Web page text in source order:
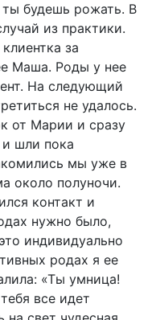
будешь рожать. В
из практики.
за
Маша. Роды у нее
На следующий
не удалось.
от Марии и сразу
и шли пока
мы уже в
около полуночи.
контакт и
нужно было,
индивидуально
родах я ее
«Ты умница!
все идет